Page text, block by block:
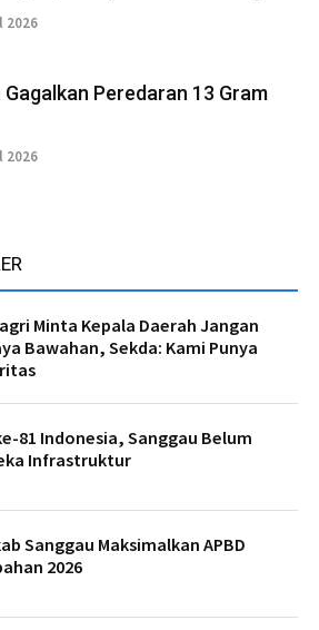
2026
Peredaran 13 Gram
2026
Minta Kepala Daerah Jangan
Bawahan, Sekda: Kami Punya
81 Indonesia, Sanggau Belum
Infrastruktur
Sanggau Maksimalkan APBD
2026